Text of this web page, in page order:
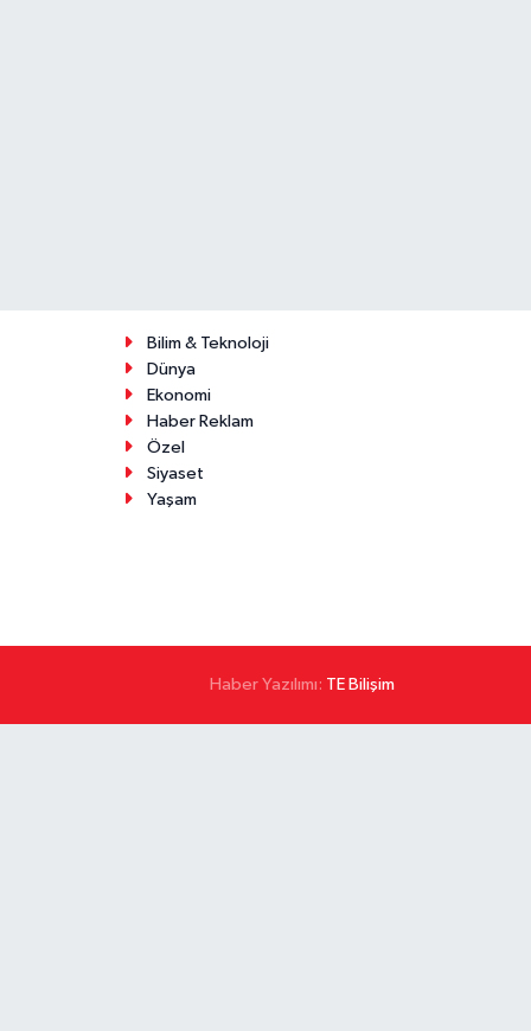
Bilim & Teknoloji
Dünya
Ekonomi
Haber Reklam
Özel
Siyaset
Yaşam
Haber Yazılımı: TE Bilişim